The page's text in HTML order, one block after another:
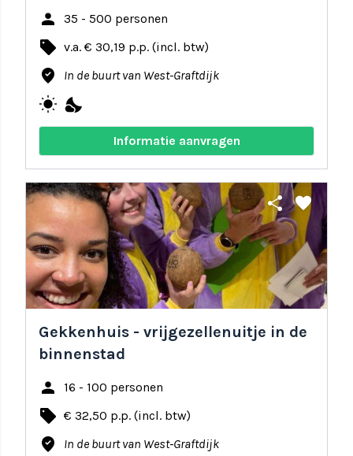
person 35 - 500 personen
local_offer v.a. € 30,19 p.p. (incl. btw)
where_to_vote In de buurt van West-Graftdijk
wb_sunny nights_stay
Informatie aanvragen
share favorite
Gekkenhuis - vrijgezellenuitje in de
binnenstad
person 16 - 100 personen
local_offer € 32,50 p.p. (incl. btw)
where_to_vote In de buurt van West-Graftdijk